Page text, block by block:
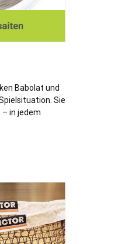
Babolat und
Sie
– in jedem